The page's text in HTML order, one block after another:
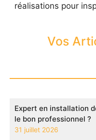
réalisations pour
Vos
Expert en installation
le bon professionnel ?
31 juillet 2026